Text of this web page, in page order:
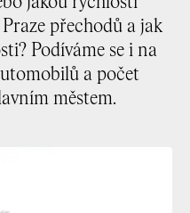
přechodů a jak
Podíváme se i na
a počet
městem.